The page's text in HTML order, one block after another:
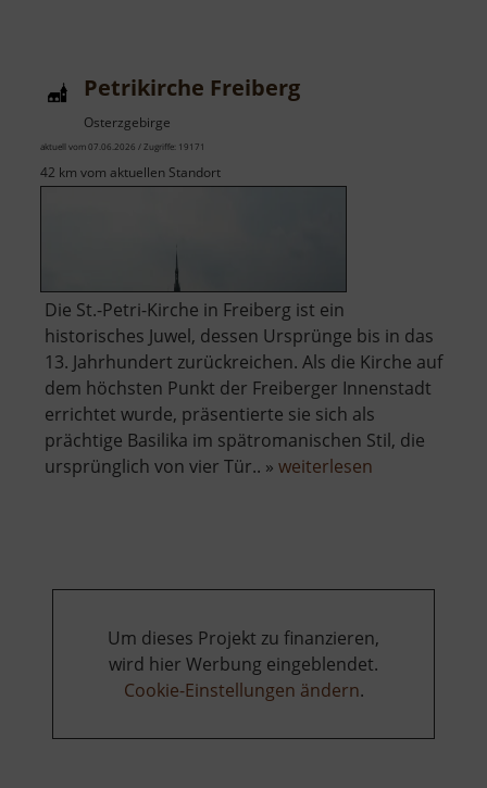
Petrikirche Freiberg
Osterzgebirge
aktuell vom 07.06.2026 / Zugriffe: 19171
42 km vom aktuellen Standort
Die St.-Petri-Kirche in Freiberg ist ein
historisches Juwel, dessen Ursprünge bis in das
13. Jahrhundert zurückreichen. Als die Kirche auf
dem höchsten Punkt der Freiberger Innenstadt
errichtet wurde, präsentierte sie sich als
prächtige Basilika im spätromanischen Stil, die
ursprünglich von vier Tür.. » weiterlesen
Um dieses Projekt zu finanzieren,
wird hier Werbung eingeblendet.
Cookie-Einstellungen ändern.